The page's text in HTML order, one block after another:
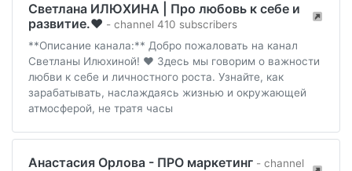
Светлана ИЛЮХИНА | Про любовь к себе и
развитие.❤️ - channel 410 subscribers
**Описание канала:** Добро пожаловать на канал
Светланы Илюхиной! ❤️ Здесь мы говорим о важности
любви к себе и личностного роста. Узнайте, как
зарабатывать, наслаждаясь жизнью и окружающей
атмосферой, не тратя часы
Анастасия Орлова - ПРО маркетинг - channel